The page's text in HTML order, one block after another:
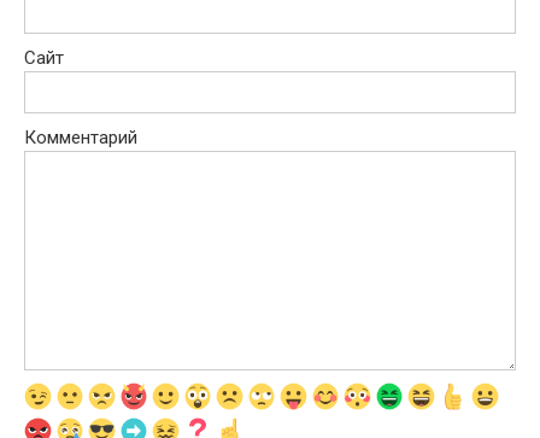
Сайт
Комментарий